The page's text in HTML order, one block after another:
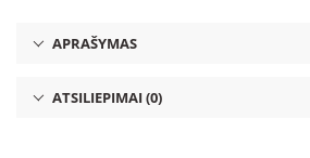
APRAŠYMAS
ATSILIEPIMAI (0)